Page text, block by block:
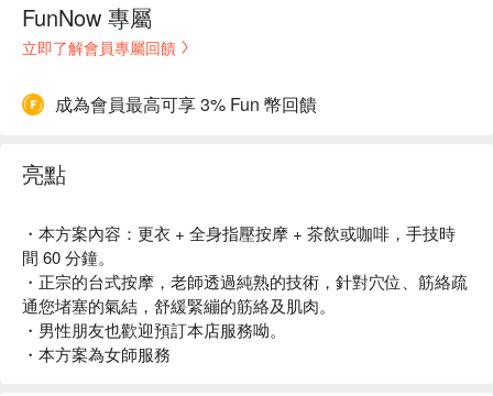
FunNow 專屬
立即了解會員專屬回饋
成為會員最高可享 3% Fun 幣回饋
亮點
・本方案內容：更衣 + 全身指壓按摩 + 茶飲或咖啡，手技時
間 60 分鐘。
・正宗的台式按摩，老師透過純熟的技術，針對穴位、筋絡疏
通您堵塞的氣結，舒緩緊繃的筋絡及肌肉。
・男性朋友也歡迎預訂本店服務呦。
・本方案為女師服務